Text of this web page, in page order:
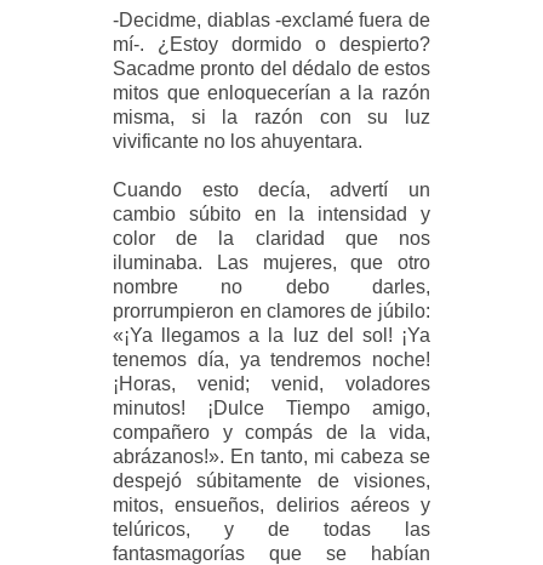
-Decidme, diablas -exclamé fuera de
mí-. ¿Estoy dormido o despierto?
Sacadme pronto del dédalo de estos
mitos que enloquecerían a la razón
misma, si la razón con su luz
vivificante no los ahuyentara.
Cuando esto decía, advertí un
cambio súbito en la intensidad y
color de la claridad que nos
iluminaba. Las mujeres, que otro
nombre no debo darles,
prorrumpieron en clamores de júbilo:
«¡Ya llegamos a la luz del sol! ¡Ya
tenemos día, ya tendremos noche!
¡Horas, venid; venid, voladores
minutos! ¡Dulce Tiempo amigo,
compañero y compás de la vida,
abrázanos!». En tanto, mi cabeza se
despejó súbitamente de visiones,
mitos, ensueños, delirios aéreos y
telúricos, y de todas las
fantasmagorías que se habían